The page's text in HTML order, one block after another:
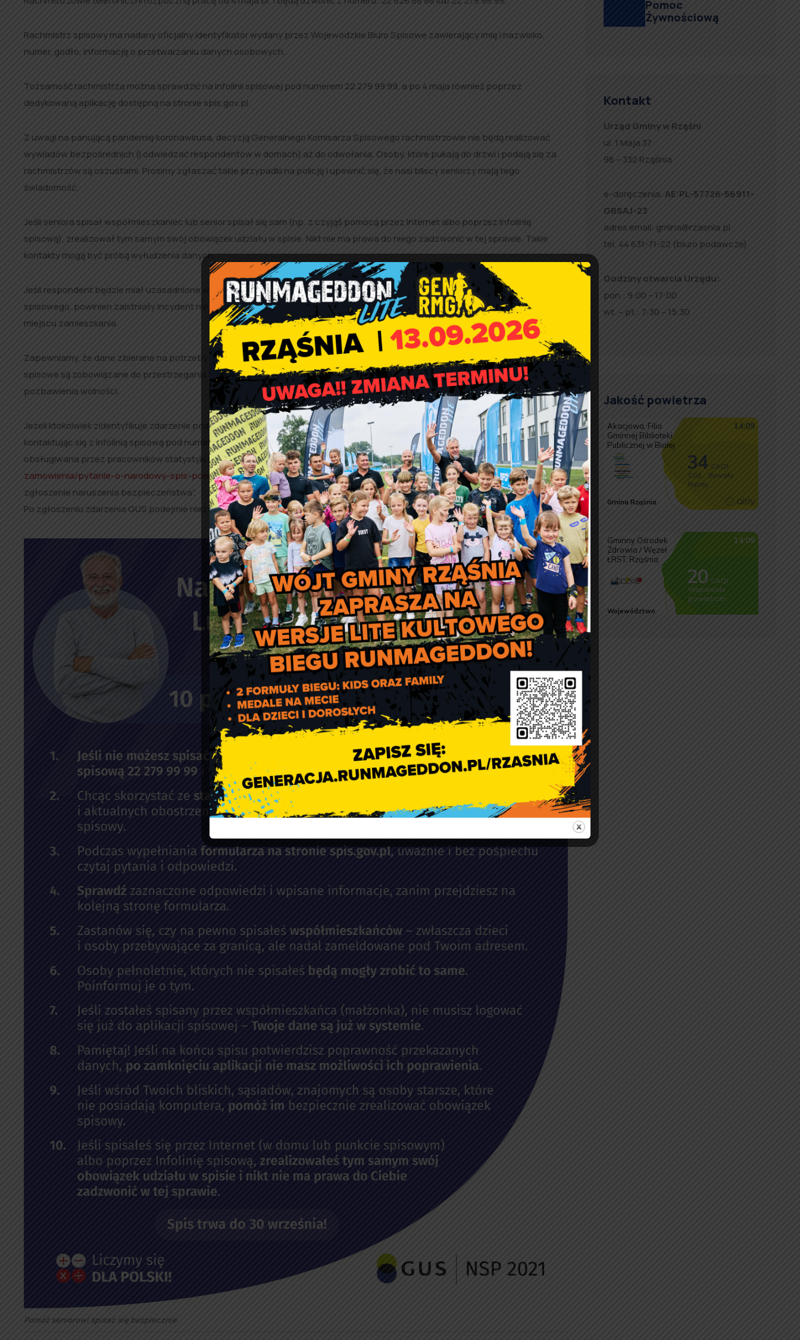
Rachmistrz spisowy ma nadany oficjalny identyfikator wydany przez Wojewódzkie Biuro Spisowe zawierający imię i nazwisko,
numer, godło, informację o przetwarzaniu danych osobowych.
Tożsamość rachmistrza można sprawdzić na infolinii spisowej pod numerem 22 279 99 99, a po 4 maja również poprzez
dedykowaną aplikację dostępną na stronie spis.gov.pl.
Z uwagi na panującą pandemię koronawirusa, decyzją Generalnego Komisarza Spisowego rachmistrzowie nie będą realizować
wywiadów bezpośrednich (i odwiedzać respondentów w domach) aż do odwołania. Osoby, które pukają do drzwi i podają się za
rachmistrzów są oszustami. Prosimy zgłaszać takie przypadki na policję i upewnić się, że nasi bliscy seniorzy mają tego
świadomość.
Jeśli seniora spisał współmieszkaniec lub senior spisał się sam (np. z czyjąś pomocą przez Internet albo poprzez infolinię
spisową), zrealizował tym samym swój obowiązek udziału w spisie. Nikt nie ma prawa do niego zadzwonić w tej sprawie. Takie
kontakty mogą być próbą wyłudzenia danych.
Jeśli respondent będzie miał uzasadnione wątpliwości co do wiarygodności i rzetelności kontaktującego się z nim rachmistrza
spisowego, powinien zaistniały incydent niezwłocznie zgłosić na infolinię spisową lub do właściwego Biura Spisowego w swoim
miejscu zamieszkania.
Zapewniamy, że dane zbierane na potrzeby spisu są bezpieczne i nikomu nie zostaną przekazane. Osoby wykonujące prace
spisowe są zobowiązane do przestrzegania tajemnicy statystycznej. Za jej niedotrzymanie grożą sankcje, w tym kara
pozbawienia wolności.
Jeżeli ktokolwiek zidentyfikuje zdarzenie podszycia się pod jego tożsamość powinien niezwłocznie powiadomić o tym fakcie GUS
kontaktując się z infolinią spisową pod numerem 22 279 99 99 (infolinia działa od poniedziałku do piątku od 8:00 do 18:00 i jest
obsługiwana przez pracowników statystyki publicznej) lub poprzez formularz:https://stat.gov.pl/pytania-i-
zamowienia/pytanie-o-narodowy-spis-powszechny-ludnosci-i-mieszkan/zaznaczając w temacie „bezpieczeństwo, w tym
zgłoszenie naruszenia bezpieczeństwa”.
Po zgłoszeniu zdarzenia GUS podejmie niezwłocznie odpowiednie kroki do weryfikacji informacji i danych.
Pomóż seniorowi spisać się bezpiecznie
Pomoc
Żywnościową
Kontakt
Urząd Gminy w Rząśni
ul. 1 Maja 37
98 – 332 Rząśnia
e-doręczenia: AE:PL-57726-56911-
GBSAJ-23
adres email: gmina@rzasnia.pl
tel. 44 631-71-22 (biuro podawcze)
Godziny otwarcia Urzędu:
pon.: 9:00 – 17:00
wt. – pt.: 7:30 – 15:30
Jakość powietrza